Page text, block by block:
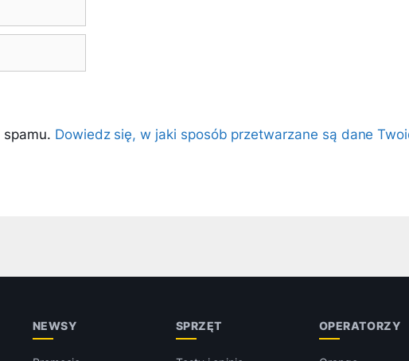
Dowiedz się, w jaki sposób przetwarzane są dane
NEWSY SPRZĘT OPERATORZY